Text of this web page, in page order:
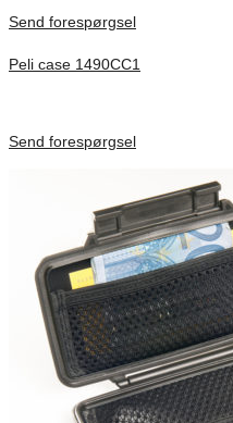
Send forespørgsel
Peli case 1490CC1
Send forespørgsel